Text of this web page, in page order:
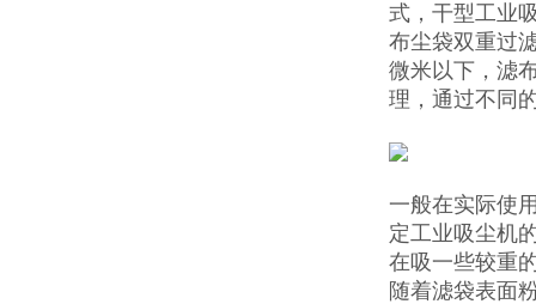
式，干型工业
布尘袋双重过
微米以下，滤
理，通过不同
一般在实际使
定工业吸尘机
在吸一些较重
随着滤袋表面